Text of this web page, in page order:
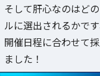
そして肝心なのはど
ルに選出されるかです
開催日程に合わせて
ました！